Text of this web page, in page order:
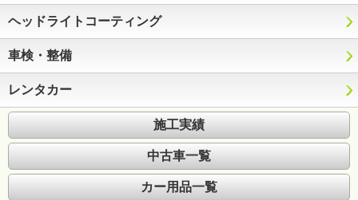
ヘッドライトコーティング
車検・整備
レンタカー
施工実績
中古車一覧
カー用品一覧